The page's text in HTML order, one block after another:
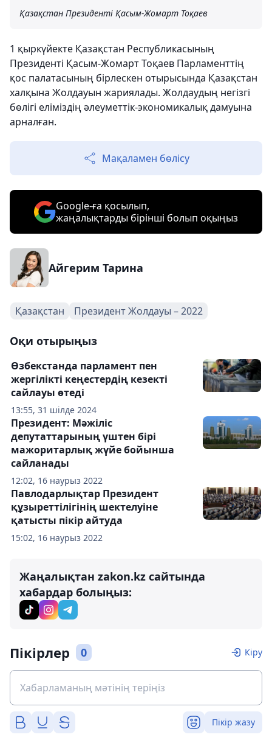
Қазақстан Президенті Қасым-Жомарт Тоқаев
1 қыркүйекте Қазақстан Республикасының
Президенті Қасым-Жомарт Тоқаев Парламенттің
қос палатасының бірлескен отырысында Қазақстан
халқына Жолдауын жариялады. Жолдаудың негізгі
бөлігі еліміздің әлеуметтік-экономикалық дамуына
арналған.
Мақаламен бөлісу
Google-ға қосылып,
жаңалықтарды бірінші болып оқыңыз
Айгерим Тарина
Қазақстан Президент Жолдауы – 2022
Оқи отырыңыз
13:55, 31 шілде 2024
Өзбекстанда парламент пен
жергілікті кеңестердің кезекті
сайлауы өтеді
12:02, 16 наурыз 2022
Президент: Мәжіліс
депутаттарының үштен бірі
мажоритарлық жүйе бойынша
сайланады
15:02, 16 наурыз 2022
Павлодарлықтар Президент
құзыреттілігінің шектелуіне
қатысты пікір айтуда
Жаңалықтан zakon.kz сайтында
хабардар болыңыз:
Пікірлер 0 Кіру
Пікір жазу